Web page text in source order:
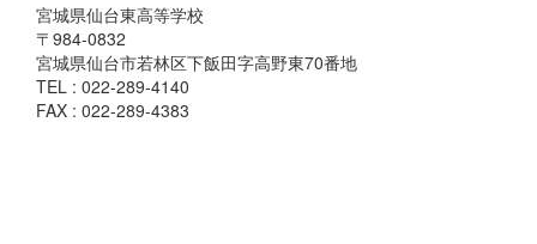
宮城県仙台東高等学校
〒984-0832
宮城県仙台市若林区下飯田字高野東70番地
TEL : 022-289-4140
FAX : 022-289-4383